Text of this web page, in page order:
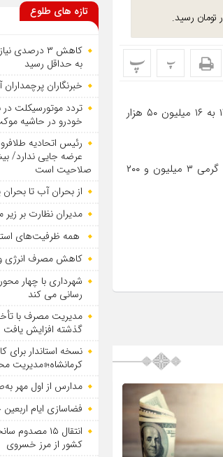
پ پ
به گزارش اقتصاد آنلاین؛ ​قیمت هر قطعه سکه تمام بهار آزادی طرح جدید، امروز بیست و یکم آبان ماه ۱۴۰۱ به ۱۶ میلیون ۵۰ هزار
همچنین قیمت نیم سکه ۸ میلیون ۸۵۰ هزار تومان، قیمت ربع سکه ۵ میلیون ۷۰۰ هزار تومان و سکه یک گرمی ۳ میلیون و ۲۰۰
تازه های طلوع
کاهش ۳
به حداقل رسید
خبرنگاران
تردد موتورسیکلت در
خودرو در حاشیه
رئیس اتحادیه
عرضه جایی ندارد/
صلاحیت است
از بحران آب تا
مدیران نظارت بر زیر
همه ظرفیت‌های
کاهش مصرف انرژی و
شهرداری با چهار
رسانی می کند
مدیریت مصرف با
گذشته افزایش یافت
نسخه استاندار
کرمانشاه؛«مدیریت
مدارس از اول مهر
فضاسازی ایام
انتقال ۱۵
کشور از مرز خسروی